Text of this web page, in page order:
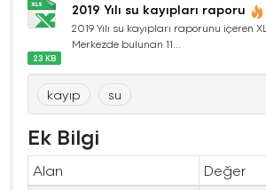
2019 Yılı su kayıpları raporu
2019 Yılı su kayıpları raporunu içeren
Merkezde bulunan 11...
23 KB
kayıp su
Ek Bilgi
Alan
Değer